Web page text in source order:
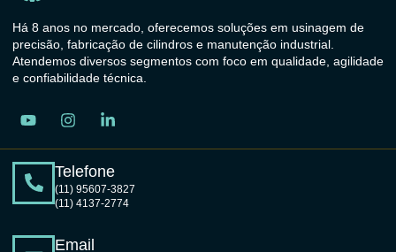
Há 8 anos no mercado, oferecemos soluções em usinagem de
precisão, fabricação de cilindros e manutenção industrial.
Atendemos diversos segmentos com foco em qualidade, agilidade
e confiabilidade técnica.
Telefone
(11) 95607-3827
(11) 4137-2774
Email